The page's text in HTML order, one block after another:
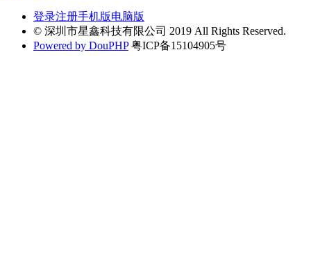
登录注册手机版电脑版
© 深圳市星鑫科技有限公司 2019 All Rights Reserved.
Powered by DouPHP粤ICP备15104905号